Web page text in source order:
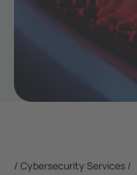
Cybersecurity Services